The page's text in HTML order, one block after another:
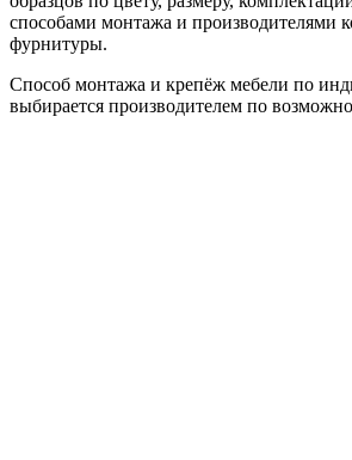
способами монтажа и производителями
фурнитуры.
Способ монтажа и крепёж мебели по
выбирается производителем по